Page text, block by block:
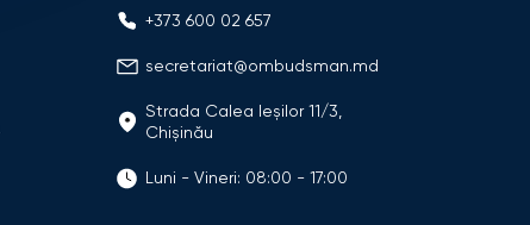
+373 600 02 657
secretariat@ombudsman.md
Strada Calea Ieşilor 11/3,
Chişinău
Luni - Vineri: 08:00 - 17:00